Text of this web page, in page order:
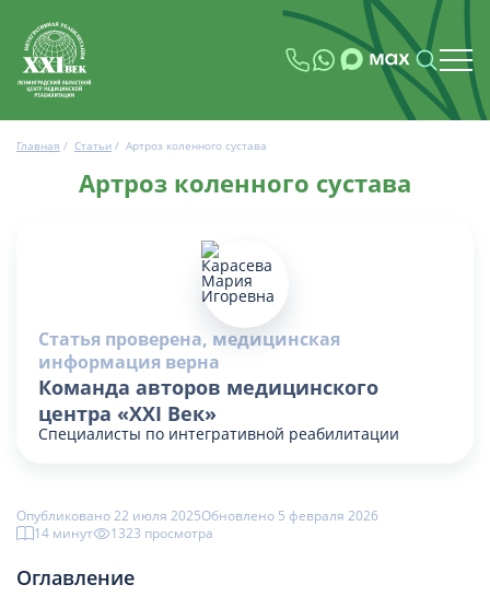
Главная / Статьи / Артроз коленного сустава
Артроз коленного сустава
Статья проверена, медицинская
информация верна
Команда авторов медицинского
центра «XXI Век»
Специалисты по интегративной реабилитации
Опубликовано 22 июля 2025Обновлено 5 февраля 2026
14 минут
1323 просмотрa
Оглавление